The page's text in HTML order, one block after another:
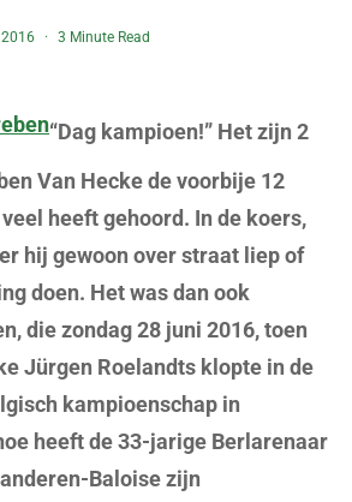
3 Minute Read
“Dag kampioen!” Het zijn 2
Van Hecke de voorbije 12
heeft gehoord. In de koers,
hij gewoon over straat liep of
doen. Het was dan ook
die zondag 28 juni 2016, toen
Jürgen Roelandts klopte in de
kampioenschap in
heeft de 33-jarige Berlarenaar
Baloise zijn